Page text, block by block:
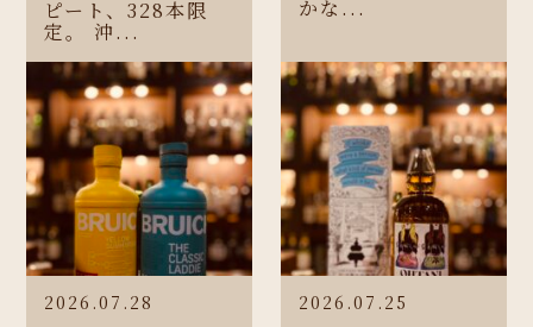
ピート、328本限
定。 沖...
かな...
2026.07.28 2026.07.25